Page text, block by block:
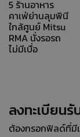
5 ร้านอาหาร
คาเฟ่ย่านลุมพินี
ใกล้ศูนย์ Mitsu
RMA นั่งรอรถ
ไม่มีเบื่อ
ลงทะเบียน
ต้องกรอกฟิลด์ที่มี